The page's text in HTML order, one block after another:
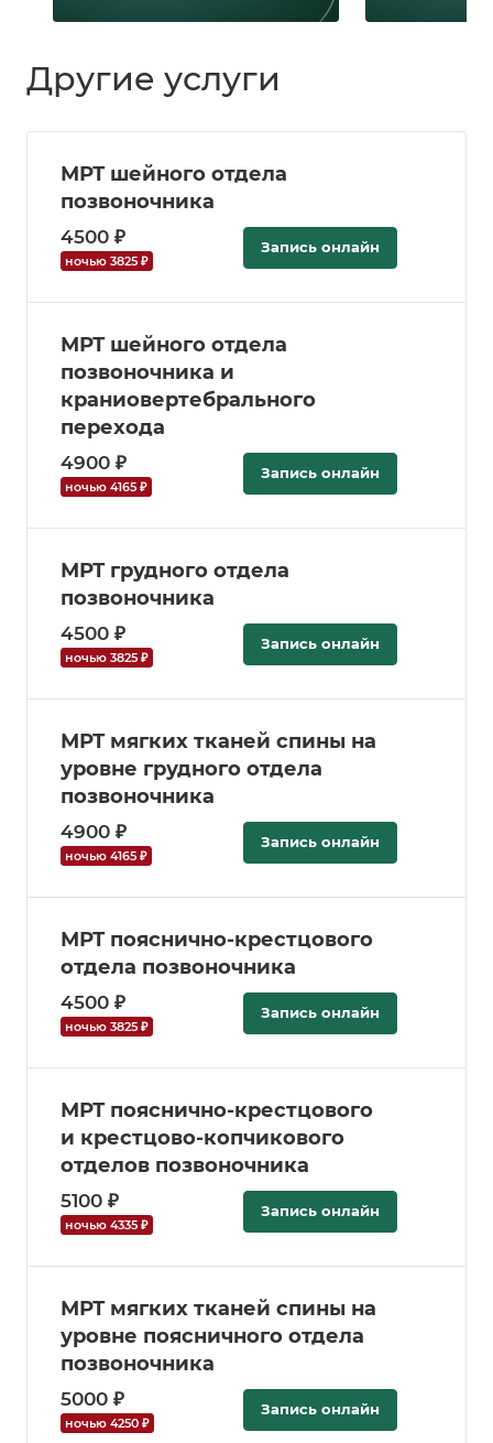
Другие услуги
МРТ шейного отдела
позвоночника
4500 ₽
ночью 3825 ₽
Запись онлайн
МРТ шейного отдела
позвоночника и
краниовертебрального
перехода
4900 ₽
ночью 4165 ₽
Запись онлайн
МРТ грудного отдела
позвоночника
4500 ₽
ночью 3825 ₽
Запись онлайн
МРТ мягких тканей спины на
уровне грудного отдела
позвоночника
4900 ₽
ночью 4165 ₽
Запись онлайн
МРТ пояснично-крестцового
отдела позвоночника
4500 ₽
ночью 3825 ₽
Запись онлайн
МРТ пояснично-крестцового
и крестцово-копчикового
отделов позвоночника
5100 ₽
ночью 4335 ₽
Запись онлайн
МРТ мягких тканей спины на
уровне поясничного отдела
позвоночника
5000 ₽
ночью 4250 ₽
Запись онлайн